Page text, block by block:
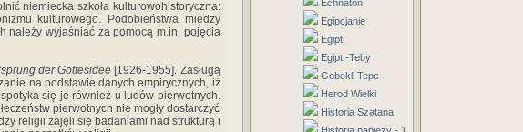
niemiecka szkoła kulturowohistoryczna:
kulturowego. Podobieństwa między
należy wyjaśniać za pomocą m.in. pojęcia
der Gottesidee [1926-1955]. Zasługą
na podstawie danych empirycznych, iż
się je również u ludów pierwotnych.
pierwotnych nie mogły dostarczyć
religii zajęli się badaniami nad strukturą i
Echnaton
Egipcjanie
Egipt
Egipt -Teby
Gobekli Tepe
Herod Wielki
Historia Szatana